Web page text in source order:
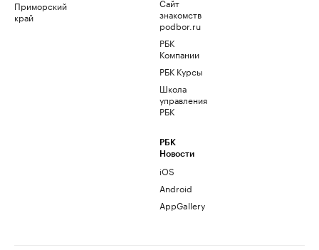
Приморский
край
знакомств
podbor.ru
РБК
Компании
РБК Курсы
Школа
управления
РБК
РБК
Новости
iOS
Android
AppGallery